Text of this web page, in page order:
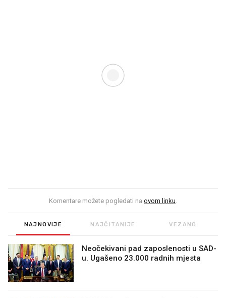
Komentare možete pogledati na ovom linku.
NAJNOVIJE NAJČITANIJE VEZANO
Neočekivani pad zaposlenosti u SAD-
u. Ugašeno 23.000 radnih mjesta